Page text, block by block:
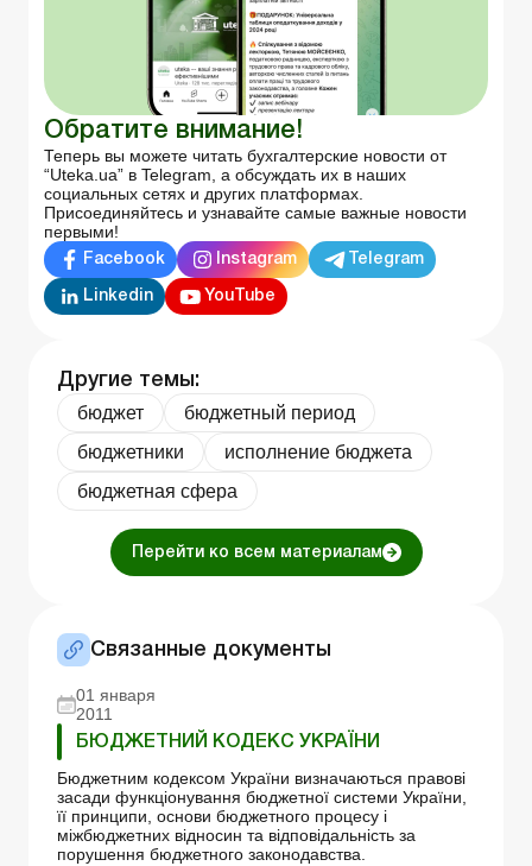
Обратите внимание!
Теперь вы можете читать бухгалтерские новости от
“Uteka.ua” в Telegram, а обсуждать их в наших
социальных сетях и других платформах.
Присоединяйтесь и узнавайте самые важные новости
первыми!
Facebook Instagram Telegram
Linkedin YouTube
Другие темы:
бюджет
бюджетный период
бюджетники
исполнение бюджета
бюджетная сфера
Перейти ко всем материалам
Связанные документы
01 января
2011
БЮДЖЕТНИЙ КОДЕКС УКРАЇНИ
Бюджетним кодексом України визначаються правові
засади функціонування бюджетної системи України,
її принципи, основи бюджетного процесу і
міжбюджетних відносин та відповідальність за
порушення бюджетного законодавства.